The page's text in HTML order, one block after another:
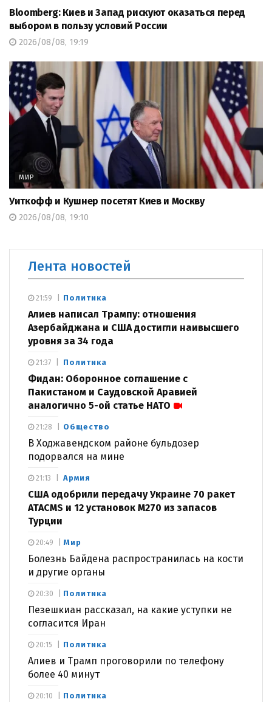
Bloomberg: Киев и Запад рискуют оказаться перед
выбором в пользу условий России
2026/08/08, 19:19
МИР
Уиткофф и Кушнер посетят Киев и Москву
2026/08/08, 19:10
Лента новостей
Политика
Алиев написал Трампу: отношения
Азербайджана и США достигли наивысшего
уровня за 34 года
21:59
Политика
Фидан: Оборонное соглашение с
Пакистаном и Саудовской Аравией
аналогично 5-ой статье НАТО
21:37
Общество
В Ходжавендском районе бульдозер
подорвался на мине
21:28
Армия
США одобрили передачу Украине 70 ракет
ATACMS и 12 установок M270 из запасов
Турции
21:13
Мир
Болезнь Байдена распространилась на кости
и другие органы
20:49
Политика
Пезешкиан рассказал, на какие уступки не
согласится Иран
20:30
Политика
Алиев и Трамп проговорили по телефону
более 40 минут
20:15
Политика
20:10